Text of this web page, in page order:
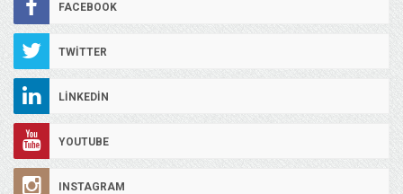
FACEBOOK
TWITTER
LINKEDIN
YOUTUBE
INSTAGRAM